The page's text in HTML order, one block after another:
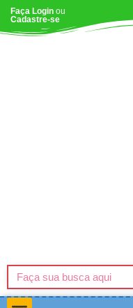
Faça Login ou
Cadastre-se